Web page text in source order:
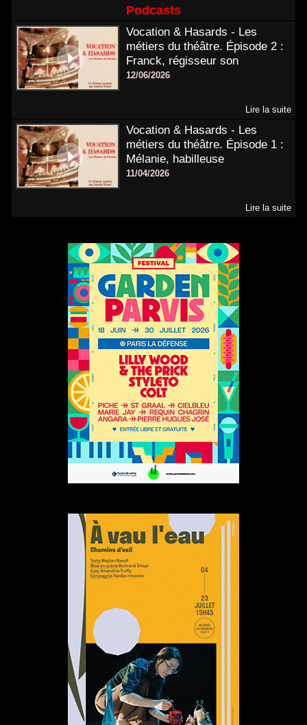
Podcasts
Vocation & Hasards - Les
métiers du théâtre. Épisode 2 :
Franck, régisseur son
12/06/2026
Lire la suite
Vocation & Hasards - Les
métiers du théâtre. Épisode 1 :
Mélanie, habilleuse
11/04/2026
Lire la suite